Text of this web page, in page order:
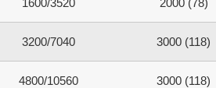
1600/3520 2000 (78)
3200/7040 3000 (118)
4800/10560 3000 (118)